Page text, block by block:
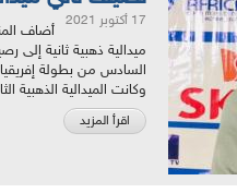
17 أكتوبر 2021
أضاف
ميدالية ذهبية ثانية إلى
السادس من بطولة إفريقيا
وكانت الميدالية الذهبية
اقرأ المزيد